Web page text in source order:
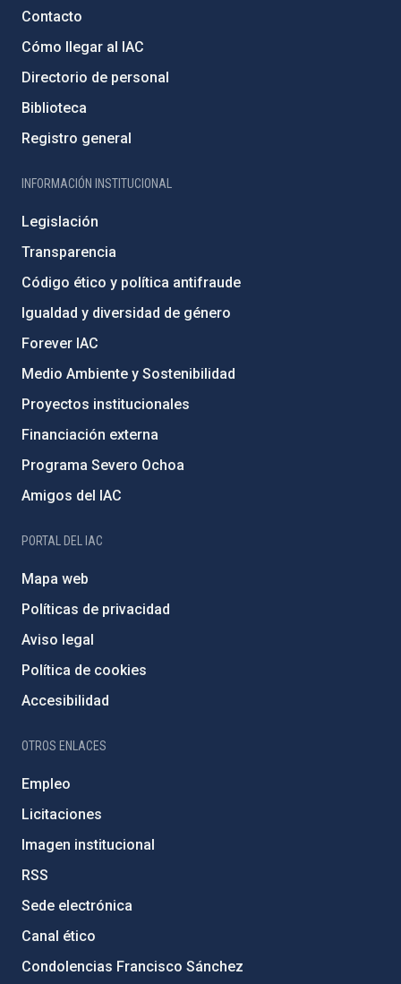
Contacto
Cómo llegar al IAC
Directorio de personal
Biblioteca
Registro general
INFORMACIÓN INSTITUCIONAL
Legislación
Transparencia
Código ético y política antifraude
Igualdad y diversidad de género
Forever IAC
Medio Ambiente y Sostenibilidad
Proyectos institucionales
Financiación externa
Programa Severo Ochoa
Amigos del IAC
PORTAL DEL IAC
Mapa web
Políticas de privacidad
Aviso legal
Política de cookies
Accesibilidad
OTROS ENLACES
Empleo
Licitaciones
Imagen institucional
RSS
Sede electrónica
Canal ético
Condolencias Francisco Sánchez